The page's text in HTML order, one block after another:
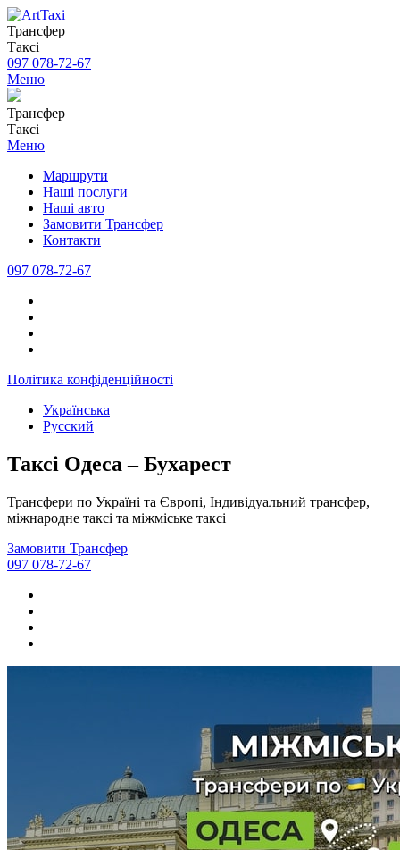
Трансфер
Таксі
097 078-72-67
Меню
Трансфер
Таксі
Меню
Маршрути
Наші послуги
Наші авто
Замовити Трансфер
Контакти
097 078-72-67
Політика конфіденційності
Українська
Русский
Таксі Одеса – Бухарест
Трансфери по Україні та Європі, Індивідуальний трансфер,
міжнародне таксі та міжміське таксі
Замовити Трансфер
097 078-72-67